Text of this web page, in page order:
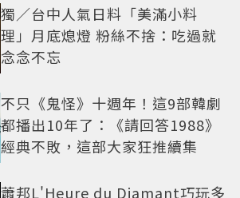
獨／台中人氣日料「美滿小料
理」月底熄燈 粉絲不捨：吃過就
念念不忘
不只《鬼怪》十週年！這9部韓劇
都播出10年了：《請回答1988》
經典不敗，這部大家狂推續集
蕭邦L'Heure du Diamant巧玩多